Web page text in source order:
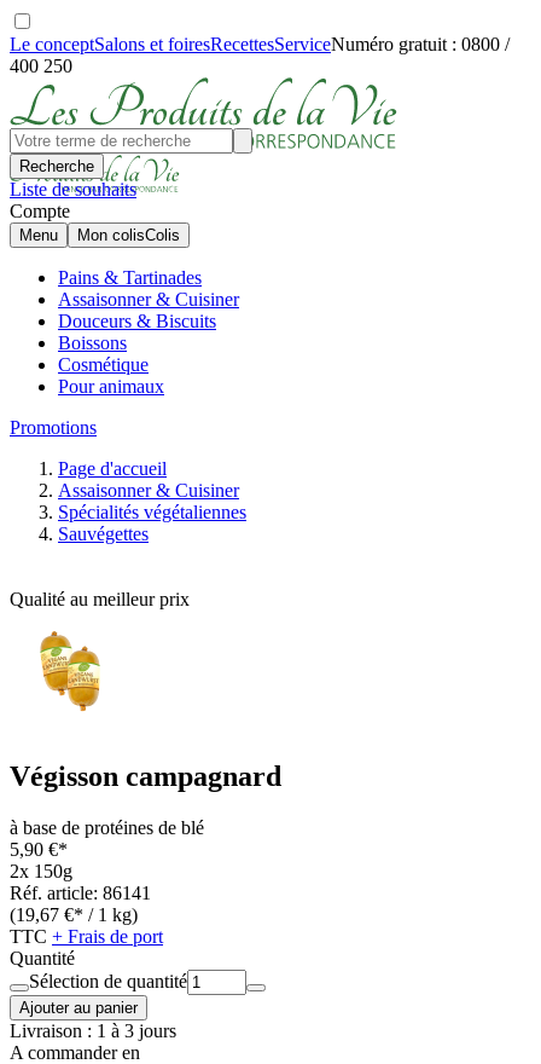
Le conceptSalons et foiresRecettesServiceNuméro gratuit : 0800 /
400 250
Recherche
Liste de souhaits
Compte
Menu Mon colisColis
Pains & Tartinades
Assaisonner & Cuisiner
Douceurs & Biscuits
Boissons
Cosmétique
Pour animaux
Promotions
Page d'accueil
Assaisonner & Cuisiner
Spécialités végétaliennes
Sauvégettes
Qualité au meilleur prix
Végisson campagnard
à base de protéines de blé
5,90 €*
2x 150g
Réf. article: 86141
(19,67 €* / 1 kg)
TTC + Frais de port
Quantité
Sélection de quantité
Ajouter au panier
Livraison : 1 à 3 jours
A commander en